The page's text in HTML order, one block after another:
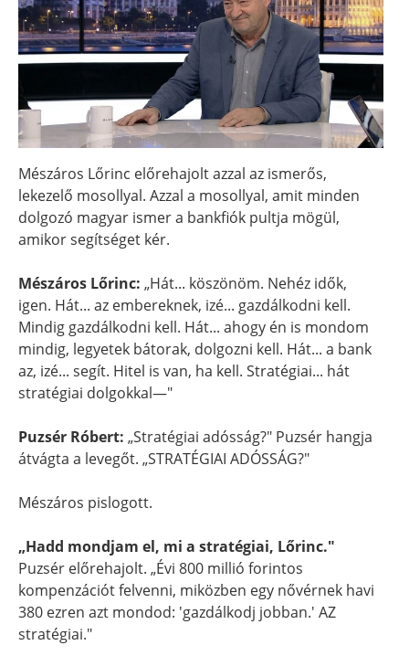
Mészáros Lőrinc előrehajolt azzal az ismerős,
lekezelő mosollyal. Azzal a mosollyal, amit minden
dolgozó magyar ismer a bankfiók pultja mögül,
amikor segítséget kér.
Mészáros Lőrinc: „Hát... köszönöm. Nehéz idők,
igen. Hát... az embereknek, izé... gazdálkodni kell.
Mindig gazdálkodni kell. Hát... ahogy én is mondom
mindig, legyetek bátorak, dolgozni kell. Hát... a bank
az, izé... segít. Hitel is van, ha kell. Stratégiai... hát
stratégiai dolgokkal—"
Puzsér Róbert: „Stratégiai adósság?" Puzsér hangja
átvágta a levegőt. „STRATÉGIAI ADÓSSÁG?"
Mészáros pislogott.
„Hadd mondjam el, mi a stratégiai, Lőrinc."
Puzsér előrehajolt. „Évi 800 millió forintos
kompenzációt felvenni, miközben egy nővérnek havi
380 ezren azt mondod: 'gazdálkodj jobban.' AZ
stratégiai."